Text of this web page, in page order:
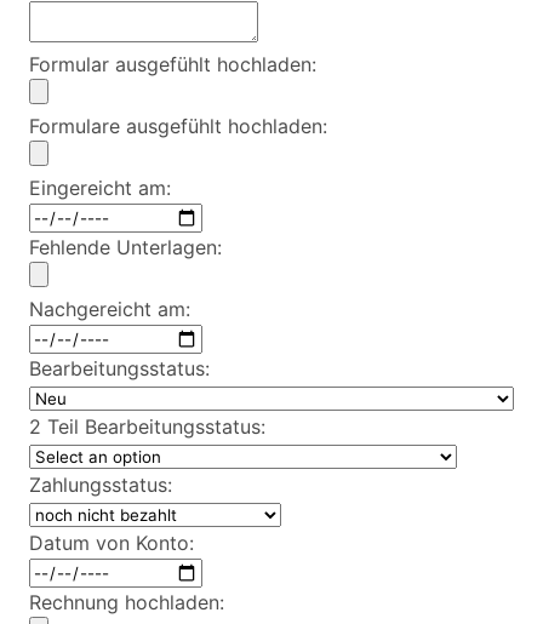
Formular ausgefühlt hochladen:
Formulare ausgefühlt hochladen:
Eingereicht am:
Fehlende Unterlagen:
Nachgereicht am:
Bearbeitungsstatus:
2 Teil Bearbeitungsstatus:
Zahlungsstatus:
Datum von Konto:
Rechnung hochladen: